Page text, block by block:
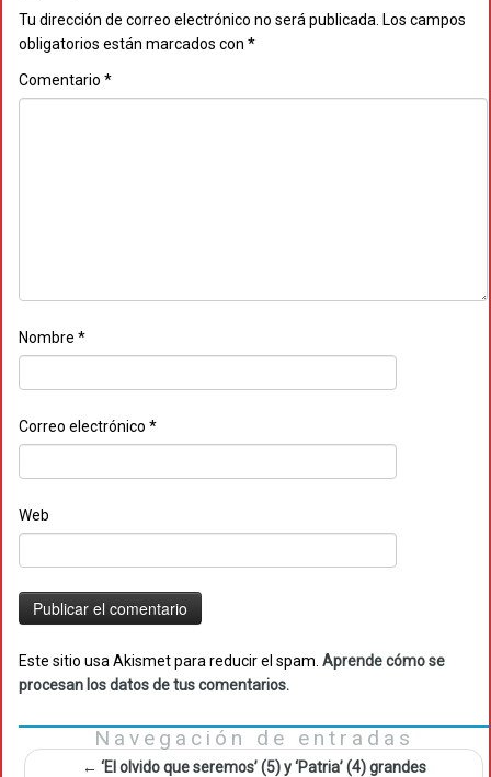
Tu dirección de correo electrónico no será publicada. Los campos
obligatorios están marcados con *
Comentario *
Nombre *
Correo electrónico *
Web
Este sitio usa Akismet para reducir el spam. Aprende cómo se
procesan los datos de tus comentarios.
Navegación de entradas
← ‘El olvido que seremos’ (5) y ‘Patria’ (4) grandes